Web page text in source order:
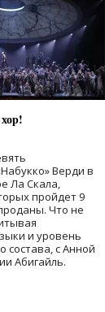
Верди в
Ла Скала,
пройдет 9
Что не
и уровень
состава, с Анной
Абигайль.